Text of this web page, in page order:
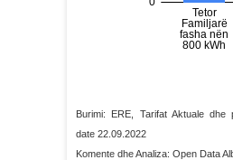
Burimi: ERE, Tarifat Aktuale dhe
date 22.09.2022
Komente dhe Analiza: Open Data